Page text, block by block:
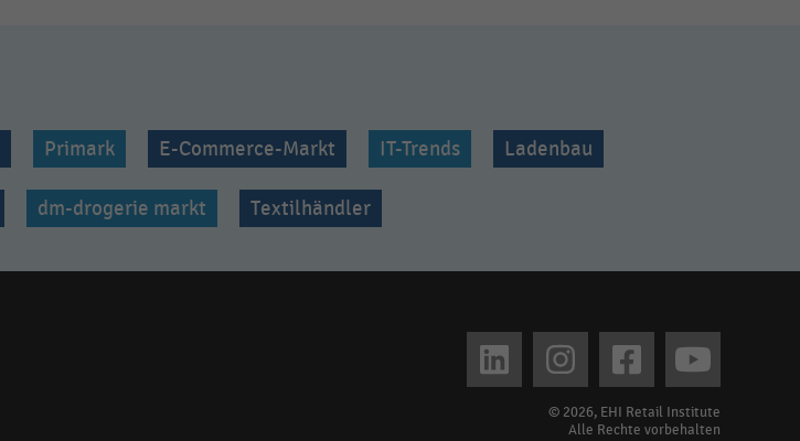
Primark E-Commerce-Markt IT-Trends Ladenbau
dm-drogerie markt Textilhändler
© 2026, EHI Retail Institute
Alle Rechte vorbehalten